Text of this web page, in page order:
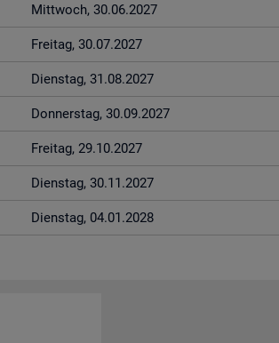
Mitt­woch, 30.06.2027
Frei­tag, 30.07.2027
Diens­tag, 31.08.2027
Don­ners­tag, 30.09.2027
Frei­tag, 29.10.2027
Diens­tag, 30.11.2027
Diens­tag, 04.01.2028